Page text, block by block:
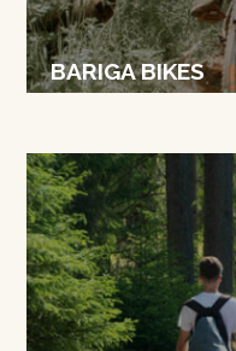
BARIGA BIKES